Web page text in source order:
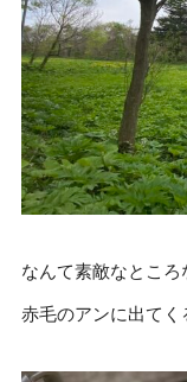
なんて素敵なところ
赤毛のアンに出てく